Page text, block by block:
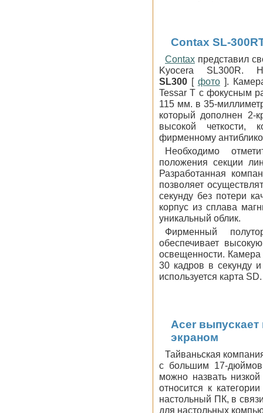
Contax SL-
Contax представил
Kyocera SL300R.
SL300 [ фото].
Tessar T с фокусным
115 мм. в 35-
который дополнен 2-
высокой четкости,
фирменному
Необходимо
положения секции
Разработанная
позволяет
секунду без потери
корпус из сплава
уникальный облик.
Фирменный
обеспечивает
освещенности. Камера
30 кадров в секунду
используется карта SD.
Acer
экраном
Тайваньская
с большим 17-
можно назвать
относится к
настольный ПК, в
для настольных